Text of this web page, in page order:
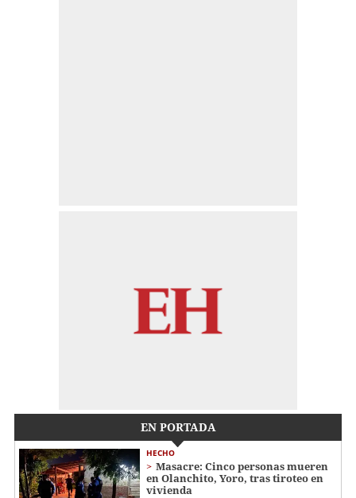
EN PORTADA
HECHO
Masacre: Cinco personas mueren
en Olanchito, Yoro, tras tiroteo en
vivienda